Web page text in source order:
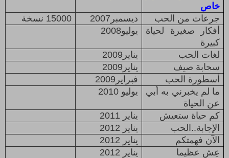
خاص
جرعات من الحب ديسمبر 2007
15000 نسخة
أفكار صغيرة لحياة
كبيرة
يوليو2008
لغات الحب يناير 2009
سحابة صيف
يناير 2009
أسطورة الحب
فبراير 2009
ما لم يخبرني به أبي
عن الحياة
يوليو2010
كم حياة ستعيش يناير 2011
الإجابة..الحب
يناير 2012
الآن فهمتكم
يناير 2012
عِش عظيما
يناير 2012